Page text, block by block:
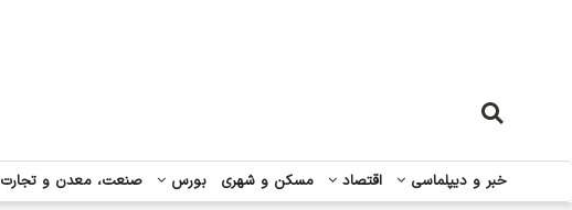
خبر و دیپلماسی اقتصاد مسکن و شهری بورس صنعت، معدن و تجارت